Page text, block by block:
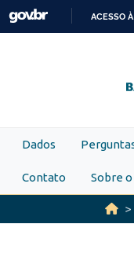
Skip to main content
ACESSO
Dados
Contato Sobre